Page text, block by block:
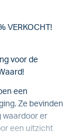
VERKOCHT!
voor de
een
Ze bevinden
waardoor er
een uitzicht